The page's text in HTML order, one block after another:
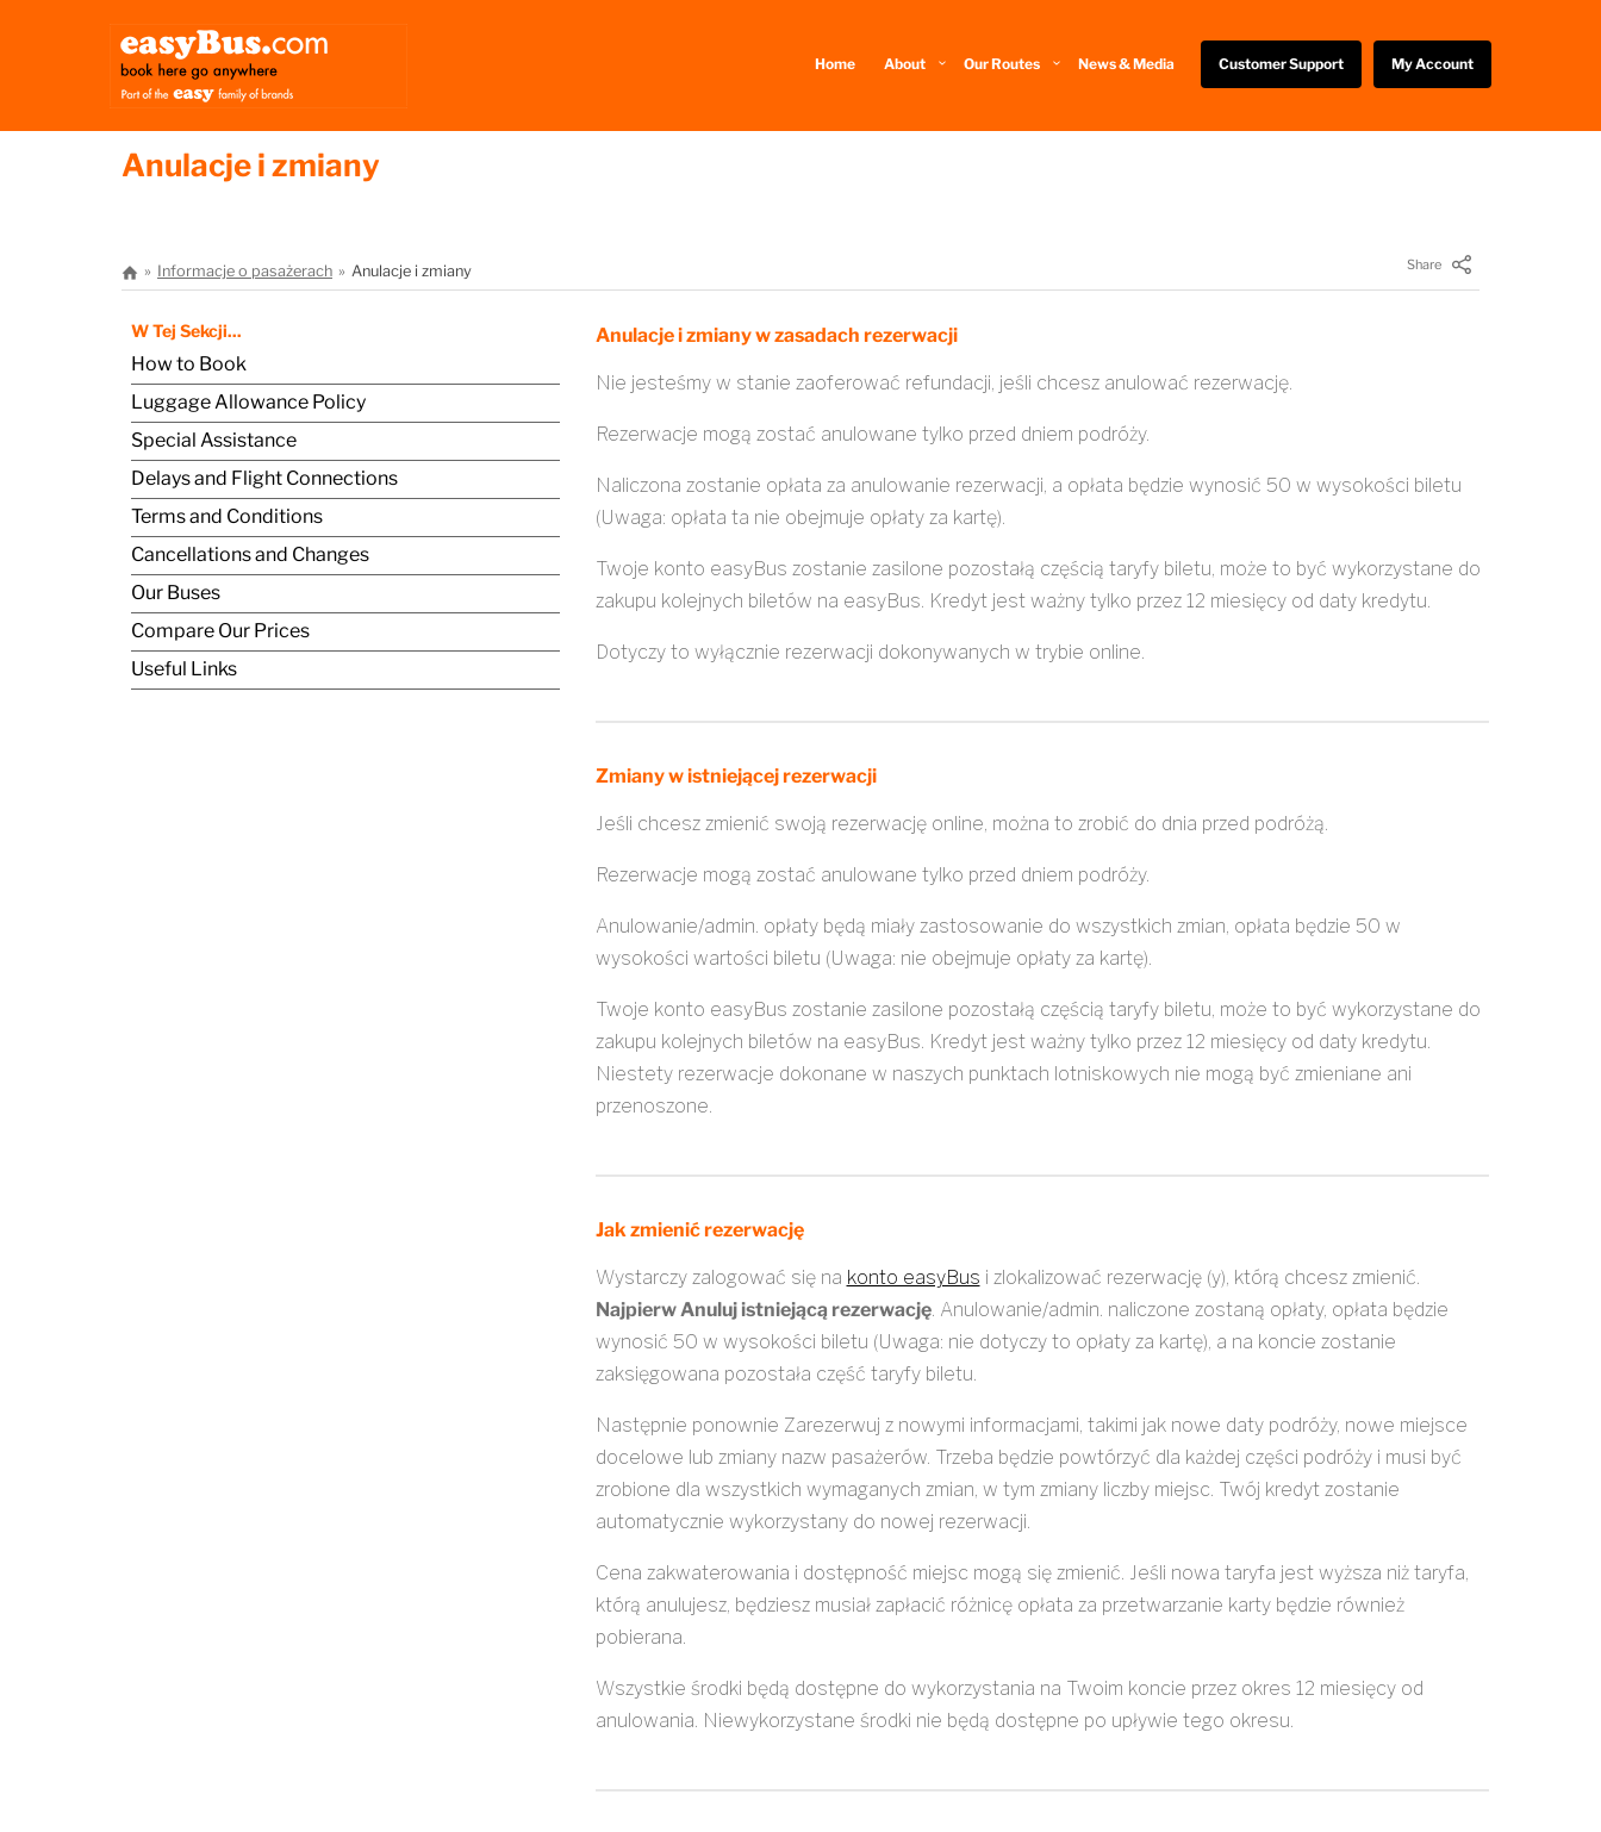
Home About Our Routes News & Media Customer Support My Account
Anulacje i zmiany
Informacje o pasażerach Anulacje i zmiany Share
W Tej Sekcji...
How to Book
Luggage Allowance Policy
Special Assistance
Delays and Flight Connections
Terms and Conditions
Cancellations and Changes
Our Buses
Compare Our Prices
Useful Links
Anulacje i zmiany w zasadach rezerwacji
Nie jesteśmy w stanie zaoferować refundacji, jeśli chcesz anulować rezerwację.
Rezerwacje mogą zostać anulowane tylko przed dniem podróży.
Naliczona zostanie opłata za anulowanie rezerwacji, a opłata będzie wynosić 50 w wysokości biletu
(Uwaga: opłata ta nie obejmuje opłaty za kartę).
Twoje konto easyBus zostanie zasilone pozostałą częścią taryfy biletu, może to być wykorzystane do
zakupu kolejnych biletów na easyBus. Kredyt jest ważny tylko przez 12 miesięcy od daty kredytu.
Dotyczy to wyłącznie rezerwacji dokonywanych w trybie online.
Zmiany w istniejącej rezerwacji
Jeśli chcesz zmienić swoją rezerwację online, można to zrobić do dnia przed podróżą.
Rezerwacje mogą zostać anulowane tylko przed dniem podróży.
Anulowanie/admin. opłaty będą miały zastosowanie do wszystkich zmian, opłata będzie 50 w
wysokości wartości biletu (Uwaga: nie obejmuje opłaty za kartę).
Twoje konto easyBus zostanie zasilone pozostałą częścią taryfy biletu, może to być wykorzystane do
zakupu kolejnych biletów na easyBus. Kredyt jest ważny tylko przez 12 miesięcy od daty kredytu.
Niestety rezerwacje dokonane w naszych punktach lotniskowych nie mogą być zmieniane ani
przenoszone.
Jak zmienić rezerwację
Wystarczy zalogować się na konto easyBus i zlokalizować rezerwację (y), którą chcesz zmienić.
Najpierw Anuluj istniejącą rezerwację. Anulowanie/admin. naliczone zostaną opłaty, opłata będzie
wynosić 50 w wysokości biletu (Uwaga: nie dotyczy to opłaty za kartę), a na koncie zostanie
zaksięgowana pozostała część taryfy biletu.
Następnie ponownie Zarezerwuj z nowymi informacjami, takimi jak nowe daty podróży, nowe miejsce
docelowe lub zmiany nazw pasażerów. Trzeba będzie powtórzyć dla każdej części podróży i musi być
zrobione dla wszystkich wymaganych zmian, w tym zmiany liczby miejsc. Twój kredyt zostanie
automatycznie wykorzystany do nowej rezerwacji.
Cena zakwaterowania i dostępność miejsc mogą się zmienić. Jeśli nowa taryfa jest wyższa niż taryfa,
którą anulujesz, będziesz musiał zapłacić różnicę opłata za przetwarzanie karty będzie również
pobierana.
Wszystkie środki będą dostępne do wykorzystania na Twoim koncie przez okres 12 miesięcy od
anulowania. Niewykorzystane środki nie będą dostępne po upływie tego okresu.